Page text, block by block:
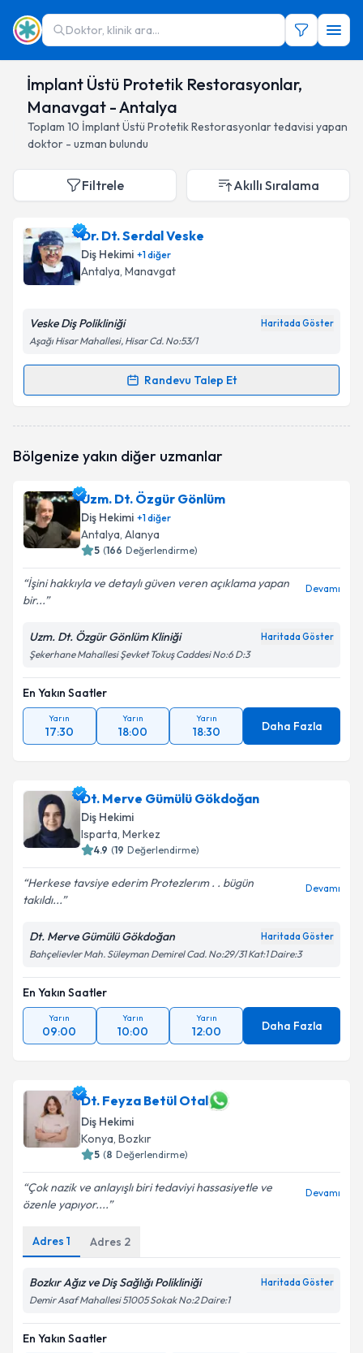
Doktor, klinik ara...
İmplant Üstü Protetik Restorasyonlar,
Manavgat - Antalya
Toplam 10 İmplant Üstü Protetik Restorasyonlartedavisi yapan
doktor - uzman bulundu
Filtrele Akıllı Sıralama
Dr. Dt. Serdal Veske
Diş Hekimi +1diğer
Antalya, Manavgat
Veske Diş Polikliniği Haritada Göster
Aşağı Hisar Mahallesi, Hisar Cd. No:53/1
Randevu Talep Et
Randevu Takvimi Talebi
oluşturun. Size bu uzmandan randevu almanız için bir
E-posta Adresiniz
Kişisel verilerimin işlenmesine ilişkinAydınlatma
Bölgenize yakın diğer uzmanlar
Uzm. Dt. Özgür Gönlüm
Diş Hekimi +1diğer
Antalya, Alanya
5 (166 Değerlendirme)
İşini hakkıyla ve detaylı güven veren açıklama yapan
bir...
Devamı
Uzm. Dt. Özgür Gönlüm Kliniği Haritada Göster
Şekerhane Mahallesi Şevket Tokuş Caddesi No:6 D:3
En Yakın Saatler
Yarın
17:30
Yarın
18:00
Yarın
18:30 Daha Fazla
Dt. Merve Gümülü Gökdoğan
Diş Hekimi
Isparta, Merkez
4.9 (19 Değerlendirme)
Herkese tavsiye ederim Protezlerım . . bügün
takıldı...
Devamı
Dt. Merve Gümülü Gökdoğan Haritada Göster
Bahçelievler Mah. Süleyman Demirel Cad. No:29/31 Kat:1 Daire:3
En Yakın Saatler
Yarın
09:00
Yarın
10:00
Yarın
12:00 Daha Fazla
Dt. Feyza Betül Otal
Diş Hekimi
Konya, Bozkır
5 (8 Değerlendirme)
Çok nazik ve anlayışlı biri tedaviyi hassasiyetle ve
özenle yapıyor....
Devamı
Adres 1 Adres 2
Bozkır Ağız ve Diş Sağlığı Polikliniği Haritada Göster
Demir Asaf Mahallesi 51005 Sokak No:2 Daire:1
En Yakın Saatler